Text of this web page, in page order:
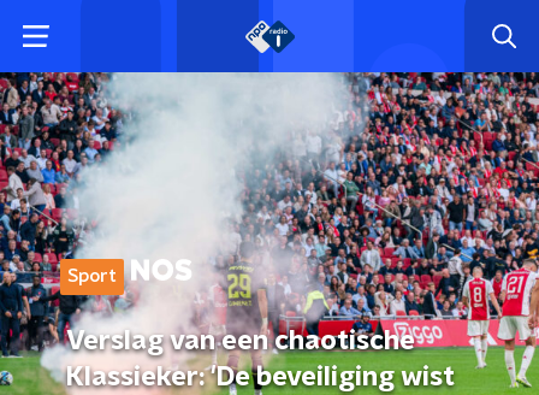
Sport
Verslag van een chaotische
Klassieker: 'De beveiliging wist